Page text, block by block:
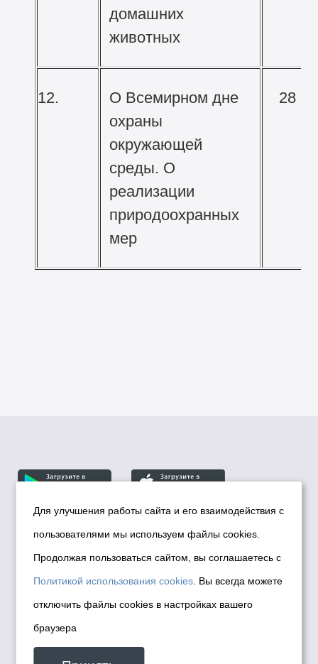
домашних
животных
12.
О Всемирном дне
охраны
окружающей
среды. О
реализации
природоохранных
мер
28
© Департамент информационной политики мэрии
города Новосибирска, 2026
Политика использования Cookies
Политика по обработке персональных
данных в информационных системах
мэрии города Новосибирска
Техническая поддержка сайта -
Для улучшения работы сайта и его взаимодействия с
пользователями мы используем файлы cookies.
Продолжая пользоваться сайтом, вы соглашаетесь с
Политикой использования cookies . Вы всегда можете
отключить файлы cookies в настройках вашего
браузера